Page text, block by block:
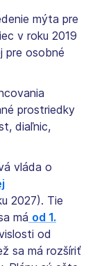
mýta pre
v roku 2019
pre osobné
prostriedky
diaľnic,
vláda o
2027). Tie
má od 1.
od
sa má rozšíriť